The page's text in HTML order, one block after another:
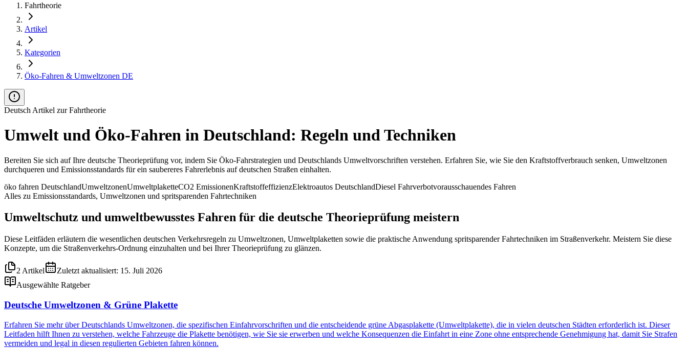
Fahrtheorie
Artikel
Kategorien
Öko-Fahren & Umweltzonen DE
Deutsch Artikel zur Fahrtheorie
Umwelt und Öko-Fahren in Deutschland: Regeln und Techniken
Bereiten Sie sich auf Ihre deutsche Theorieprüfung vor, indem Sie Öko-Fahrstrategien und Deutschlands Umweltvorschriften verstehen. Erfahren Sie, wie Sie den Kraftstoffverbrauch senken, Umweltzonen
durchqueren und Emissionsstandards für ein saubereres Fahrerlebnis auf deutschen Straßen einhalten.
öko fahren DeutschlandUmweltzonenUmweltplaketteCO2 EmissionenKraftstoffeffizienzElektroautos DeutschlandDiesel Fahrverbotvorausschauendes Fahren
Alles zu Emissionsstandards, Umweltzonen und spritsparenden Fahrtechniken
Umweltschutz und umweltbewusstes Fahren für die deutsche Theorieprüfung meistern
Diese Leitfäden erläutern die wesentlichen deutschen Verkehrsregeln zu Umweltzonen, Umweltplaketten sowie die praktische Anwendung spritsparender Fahrtechniken im Straßenverkehr. Meistern Sie diese
Konzepte, um die Straßenverkehrs-Ordnung einzuhalten und bei Ihrer Theorieprüfung zu glänzen.
2 Artikel
Zuletzt aktualisiert: 15. Juli 2026
Ausgewählte Ratgeber
Deutsche Umweltzonen & Grüne Plakette
Erfahren Sie mehr über Deutschlands Umweltzonen, die spezifischen Einfahrvorschriften und die entscheidende grüne Abgasplakette (Umweltplakette), die in vielen deutschen Städten erforderlich ist. Dieser
Leitfaden hilft Ihnen zu verstehen, welche Fahrzeuge die Plakette benötigen, wie Sie sie erwerben und welche Konsequenzen die Einfahrt in eine Zone ohne entsprechende Genehmigung hat, damit Sie Strafen
vermeiden und legal in diesen regulierten Gebieten fahren können.